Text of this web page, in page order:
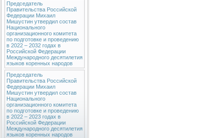
Председатель
Правительства Российской
Федерации Михаил
Мишустин утвердил состав
Национального
организационного комитета
по подготовке и проведению
в 2022 – 2032 годах в
Российской Федерации
Международного десятилетия
языков коренных народов
Председатель
Правительства Российской
Федерации Михаил
Мишустин утвердил состав
Национального
организационного комитета
по подготовке и проведению
в 2022 – 2023 годах в
Российской Федерации
Международного десятилетия
языков коренных народов